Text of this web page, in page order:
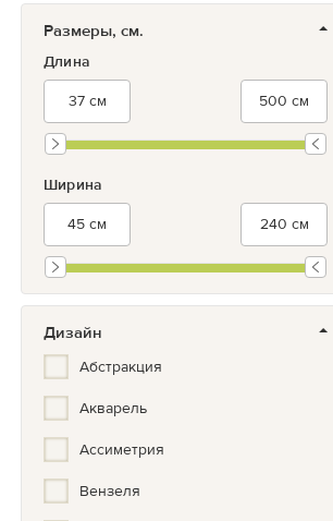
Размеры, см.
Длина
Ширина
Дизайн
Абстракция
Акварель
Ассиметрия
Вензеля